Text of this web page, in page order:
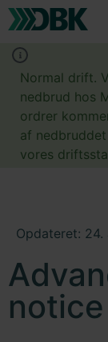
Normal drift.
nedbrud hos
ordrer
af
vores
Opdateret: